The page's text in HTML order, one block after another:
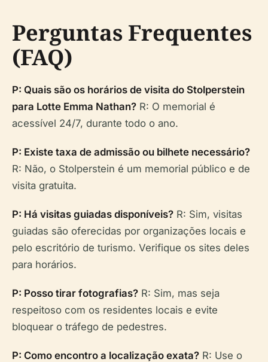
Perguntas Frequentes
(FAQ)
P: Quais são os horários de visita do Stolperstein
para Lotte Emma Nathan? R: O memorial é
acessível 24/7, durante todo o ano.
P: Existe taxa de admissão ou bilhete necessário?
R: Não, o Stolperstein é um memorial público e de
visita gratuita.
P: Há visitas guiadas disponíveis? R: Sim, visitas
guiadas são oferecidas por organizações locais e
pelo escritório de turismo. Verifique os sites deles
para horários.
P: Posso tirar fotografias? R: Sim, mas seja
respeitoso com os residentes locais e evite
bloquear o tráfego de pedestres.
P: Como encontro a localização exata? R: Use o